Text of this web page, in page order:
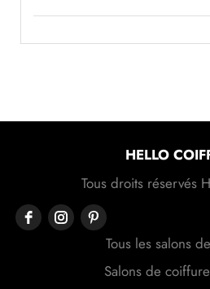
HELLO
Tous droits réservés
Tous les salons
Salons de